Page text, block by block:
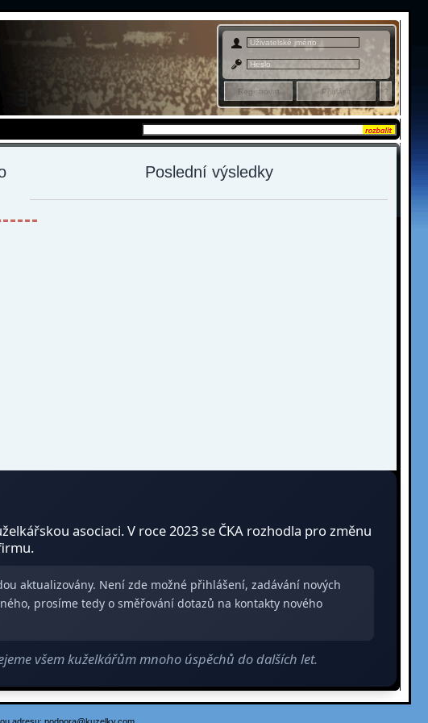
Admin sekce
Poslední výsledky
asociaci. V roce 2023 se ČKA rozhodla pro změnu
aktualizovány. Není zde možné přihlášení, zadávání nových
prosíme tedy o směřování dotazů na kontakty nového
všem kuželkářům mnoho úspěchů do dalších let.